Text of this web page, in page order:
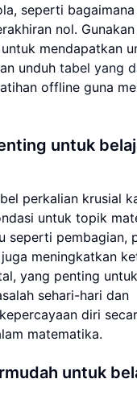
seperti bagaimana
nol.
mendapatkan
unduh tabel yang
offline guna
untuk
perkalian krusial
untuk topik
seperti pembagian,
meningkatkan
yang penting untuk
sehari-hari dan
diri
matematika.
untuk